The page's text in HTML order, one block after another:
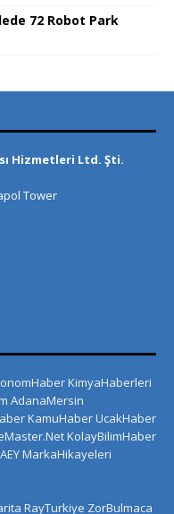
72 Robot Park
Hizmetleri Ltd. Şti.
Tower
KimyaHaberleri
AdanaMersin
KamuHaberUcakHaber
KolayBilimHaber
AEYMarkaHikayeleri
RayTurkiye ZorBulmaca